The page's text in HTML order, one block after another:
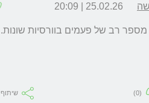
25.02.26 | 20:09
רב של פעמים בוורסיות שונות.
(0) שיתוף